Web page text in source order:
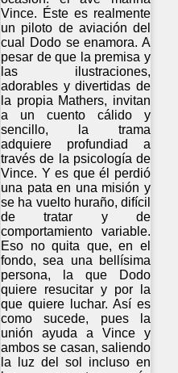
Vince. Éste es realmente
un piloto de aviación del
cual Dodo se enamora. A
pesar de que la premisa y
las ilustraciones,
adorables y divertidas de
la propia Mathers, invitan
a un cuento cálido y
sencillo, la trama
adquiere profundiad a
través de la psicología de
Vince. Y es que él perdió
una pata en una misión y
se ha vuelto huraño, difícil
de tratar y de
comportamiento variable.
Eso no quita que, en el
fondo, sea una bellísima
persona, la que Dodo
quiere resucitar y por la
que quiere luchar. Así es
como sucede, pues la
unión ayuda a Vince y
ambos se casan, saliendo
la luz del sol incluso en